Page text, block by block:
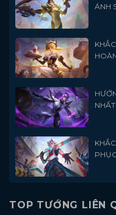
ÁNH
TOP TƯỚNG LIÊN